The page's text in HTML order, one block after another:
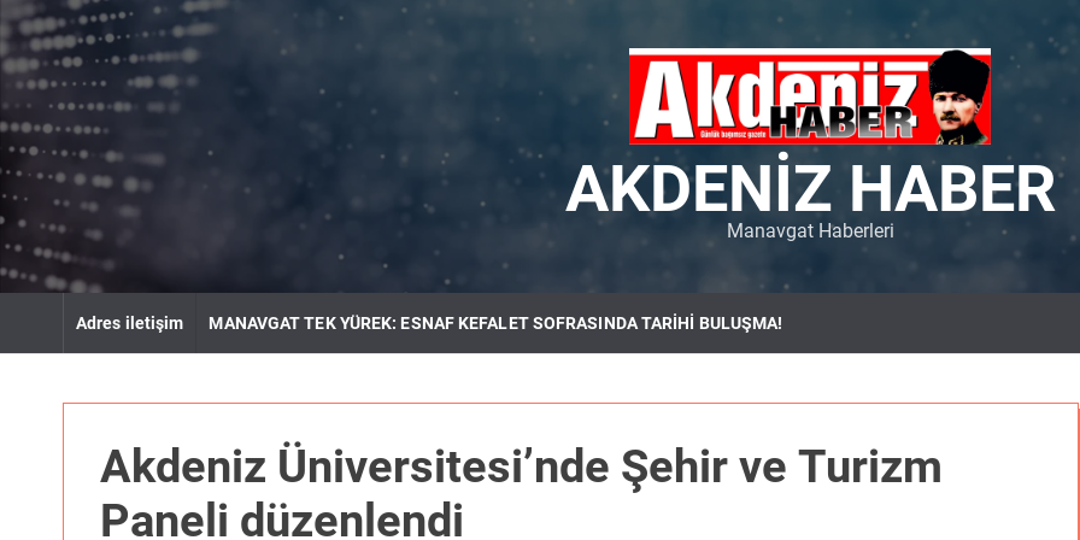
k
t
c
o
n
e
AKDENIZ HABER
Manavgat Haberleri
Adres iletişim MANAVGAT TEK YÜREK: ESNAF KEFALET SOFRASINDA TARİHİ BULUŞMA!
Akdeniz Üniversitesi’nde Şehir ve Turizm
Paneli düzenlendi